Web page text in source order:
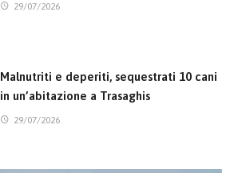
29/07/2026
Malnutriti e deperiti, sequestrati 10 cani
in un’abitazione a Trasaghis
29/07/2026